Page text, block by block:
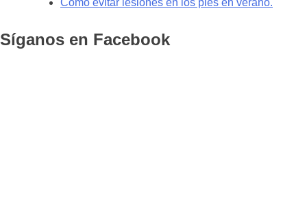
Cómo evitar lesiones en los pies en verano.
Síganos en Facebook